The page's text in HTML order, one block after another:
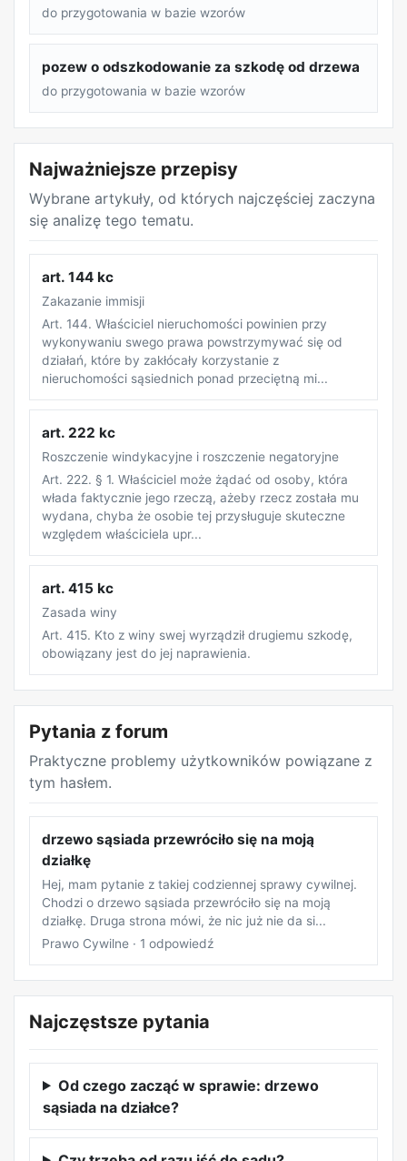
do przygotowania w bazie wzorów
pozew o odszkodowanie za szkodę od drzewa
do przygotowania w bazie wzorów
Najważniejsze przepisy
Wybrane artykuły, od których najczęściej zaczyna
się analizę tego tematu.
art. 144 kc
Zakazanie immisji
Art. 144. Właściciel nieruchomości powinien przy
wykonywaniu swego prawa powstrzymywać się od
działań, które by zakłócały korzystanie z
nieruchomości sąsiednich ponad przeciętną mi...
art. 222 kc
Roszczenie windykacyjne i roszczenie negatoryjne
Art. 222. § 1. Właściciel może żądać od osoby, która
włada faktycznie jego rzeczą, ażeby rzecz została mu
wydana, chyba że osobie tej przysługuje skuteczne
względem właściciela upr...
art. 415 kc
Zasada winy
Art. 415. Kto z winy swej wyrządził drugiemu szkodę,
obowiązany jest do jej naprawienia.
Pytania z forum
Praktyczne problemy użytkowników powiązane z
tym hasłem.
drzewo sąsiada przewróciło się na moją
działkę
Hej, mam pytanie z takiej codziennej sprawy cywilnej.
Chodzi o drzewo sąsiada przewróciło się na moją
działkę. Druga strona mówi, że nic już nie da si...
Prawo Cywilne · 1 odpowiedź
Najczęstsze pytania
Od czego zacząć w sprawie: drzewo
sąsiada na działce?